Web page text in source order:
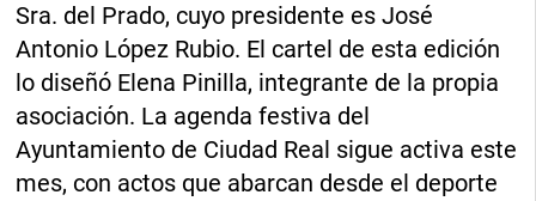
Sra. del Prado, cuyo presidente es José
Antonio López Rubio. El cartel de esta edición
lo diseñó Elena Pinilla, integrante de la propia
asociación. La agenda festiva del
Ayuntamiento de Ciudad Real sigue activa este
mes, con actos que abarcan desde el deporte